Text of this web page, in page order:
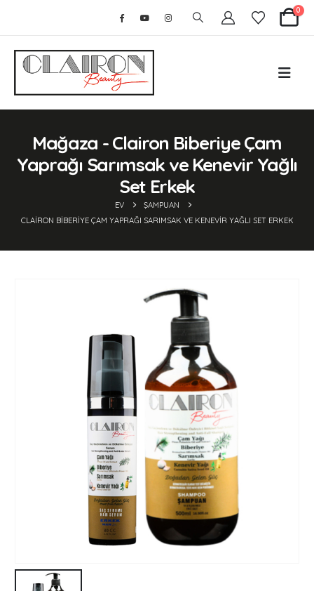
0
Mağaza - Clairon Biberiye Çam
Yaprağı Sarımsak ve Kenevir Yağlı
Set Erkek
EV
ŞAMPUAN
CLAIRON BIBERIYE ÇAM YAPRAĞI SARIMSAK VE KENEVIR YAĞLI SET ERKEK